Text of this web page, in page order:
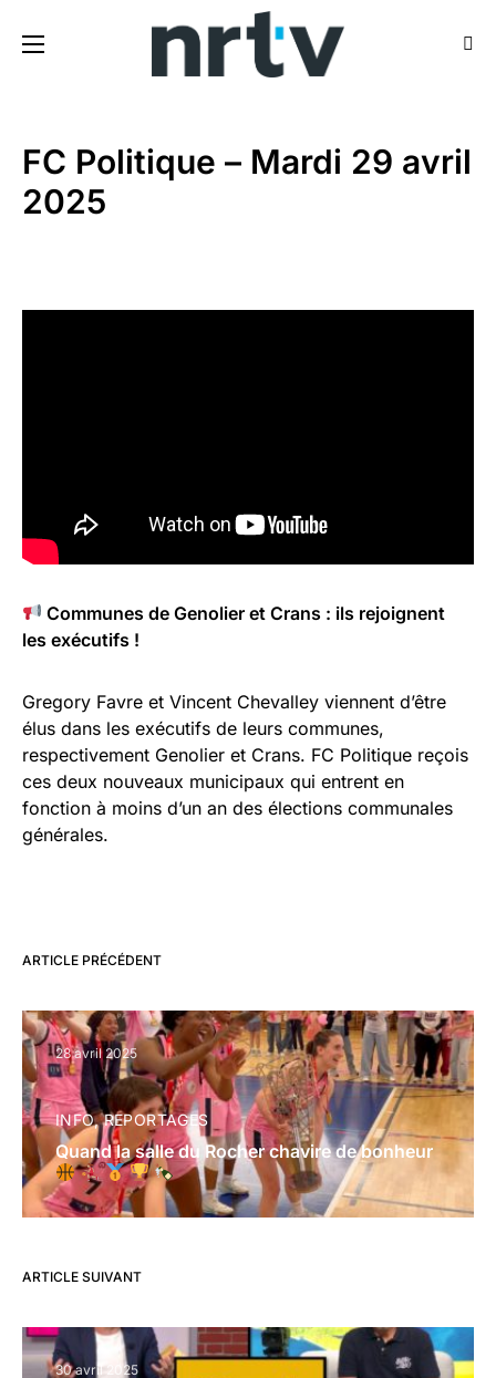
FC Politique – Mardi 29 avril
2025
Communes de Genolier et Crans : ils rejoignent
les exécutifs !
Gregory Favre et Vincent Chevalley viennent d’être
élus dans les exécutifs de leurs communes,
respectivement Genolier et Crans. FC Politique reçois
ces deux nouveaux municipaux qui entrent en
fonction à moins d’un an des élections communales
générales.
ARTICLE PRÉCÉDENT
28 avril 2025
INFO REPORTAGES
Quand la salle du Rocher chavire de bonheur
ARTICLE SUIVANT
30 avril 2025